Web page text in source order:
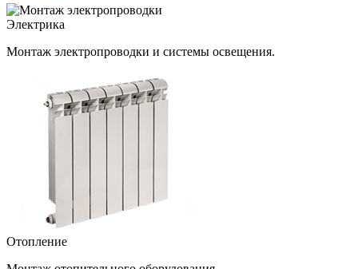
Электрика
Монтаж электропроводки и системы освещения.
Отопление